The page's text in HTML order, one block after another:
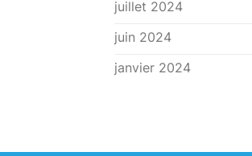
juillet 2024
juin 2024
janvier 2024